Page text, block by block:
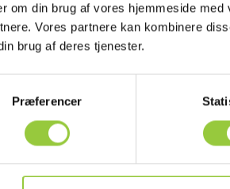
om din brug af vores hjemmeside med
Vores partnere kan kombinere
brug af deres tjenester.
Præferencer